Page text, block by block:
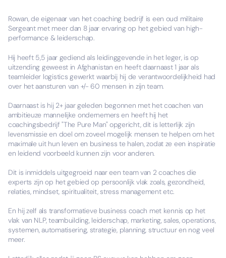
Rowan, de eigenaar van het coaching bedrijf is een oud militaire
Sergeant met meer dan 8 jaar ervaring op het gebied van high-
performance & leiderschap.
​Hij heeft 5,5 jaar gediend als leidinggevende in het leger, is op
uitzending geweest in Afghanistan en heeft daarnaast 1 jaar als
teamleider logistics gewerkt waarbij hij de verantwoordelijkheid had
over het aansturen van +/- 60 mensen in zijn team.
​Daarnaast is hij 2+ jaar geleden begonnen met het coachen van
ambitieuze mannelijke ondernemers en heeft hij het
coachingsbedrijf "The Pure Man" opgericht, dit is letterlijk zijn
levensmissie en doel om zoveel mogelijk mensen te helpen om het
maximale uit hun leven en business te halen, zodat ze een inspiratie
en leidend voorbeeld kunnen zijn voor anderen.
​Dit is inmiddels uitgegroeid naar een team van 2 coaches die
experts zijn op het gebied op persoonlijk vlak zoals, gezondheid,
relaties, mindset, spiritualiteit, stress management etc.
​En hij zelf als transformatieve business coach met kennis op het
vlak van NLP, teambuilding, leiderschap, marketing, sales, operations,
systemen, automatisering, strategie, planning, structuur en nog veel
meer.